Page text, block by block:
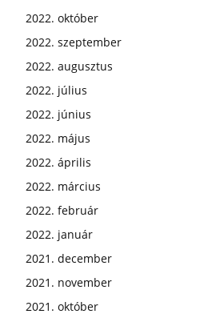
2022. október
2022. szeptember
2022. augusztus
2022. július
2022. június
2022. május
2022. április
2022. március
2022. február
2022. január
2021. december
2021. november
2021. október